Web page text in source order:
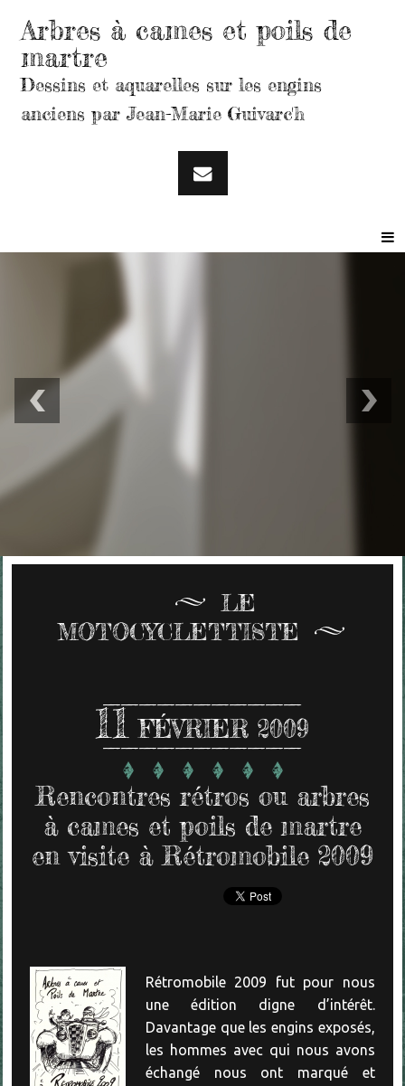
Arbres à cames et poils de
martre
Dessins et aquarelles sur les engins
anciens par Jean-Marie Guivarc'h
LE
MOTOCYCLETTISTE
11 FÉVRIER 2009
Rencontres rétros ou arbres
à cames et poils de martre
en visite à Rétromobile 2009
Rétromobile 2009 fut pour nous
une édition digne d’intérêt.
Davantage que les engins exposés,
les hommes avec qui nous avons
échangé nous ont marqué et